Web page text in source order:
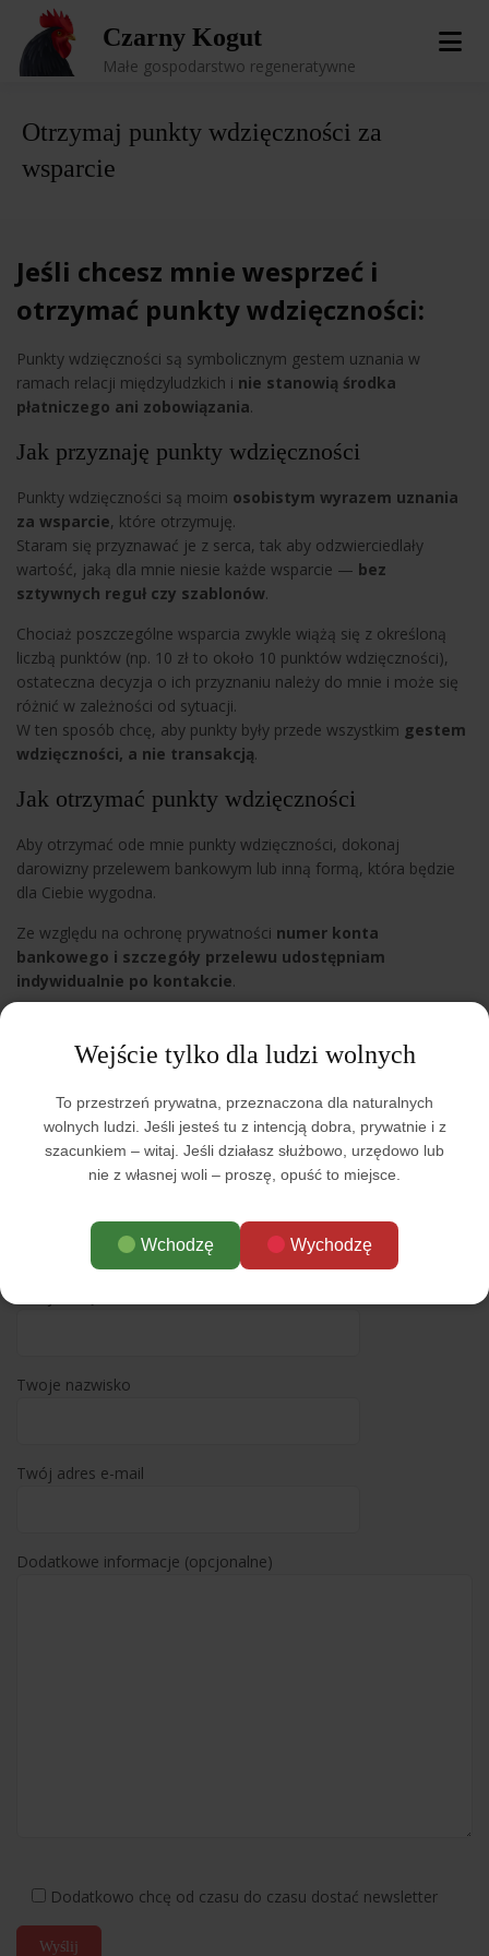
content
Czarny Kogut
Małe gospodarstwo regeneratywne
Otrzymaj punkty wdzięczności za
wsparcie
Jeśli chcesz mnie wesprzeć i
otrzymać punkty wdzięczności:
Punkty wdzięczności są symbolicznym gestem uznania w
ramach relacji międzyludzkich i nie stanowią środka
płatniczego ani zobowiązania.
Jak przyznaję punkty wdzięczności
Punkty wdzięczności są moim osobistym wyrazem uznania
za wsparcie, które otrzymuję.
Staram się przyznawać je z serca, tak aby odzwierciedlały
wartość, jaką dla mnie niesie każde wsparcie — bez
sztywnych reguł czy szablonów.
Chociaż poszczególne wsparcia zwykle wiążą się z określoną
liczbą punktów (np. 10 zł to około 10 punktów wdzięczności),
ostateczna decyzja o ich przyznaniu należy do mnie i może się
różnić w zależności od sytuacji.
W ten sposób chcę, aby punkty były przede wszystkim gestem
wdzięczności, a nie transakcją.
Jak otrzymać punkty wdzięczności
Aby otrzymać ode mnie punkty wdzięczności, dokonaj
darowizny przelewem bankowym lub inną formą, która będzie
dla Ciebie wygodna.
Ze względu na ochronę prywatności numer konta
bankowego i szczegóły przelewu udostępniam
indywidualnie po kontakcie.
Dbam o swoją prywatność i unikam formalności oraz
nadmiernej ekspozycji danych osobowych w internecie.
Dlatego szczegóły dotyczące możliwości wsparcia oraz
ewentualne alternatywne metody darowizn (np. BLIK lub inne)
udostępniam indywidualnie na prośbę.
kontaktowego na stronie
, aby uzyskać niezbędne informacje
lub w razie pytań.
Twoje nazwisko
Twój adres e-mail
Dodatkowe informacje (opcjonalne)
Dodatkowo chcę od czasu do czasu dostać newsletter
Wejście tylko dla ludzi wolnych
To przestrzeń prywatna, przeznaczona dla naturalnych
wolnych ludzi. Jeśli jesteś tu z intencją dobra, prywatnie i z
szacunkiem – witaj. Jeśli działasz służbowo, urzędowo lub
nie z własnej woli – proszę, opuść to miejsce.
Wchodzę Wychodzę